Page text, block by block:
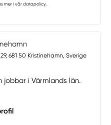
mer i vår datapolicy.
681 50 Kristinehamn, Sverige
jobbar i Värmlands län.